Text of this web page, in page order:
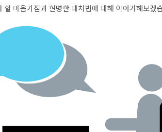
마음가짐과 현명한 대처법에 대해 이야기해보겠